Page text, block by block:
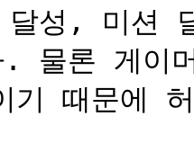
성, 미션
물론 게이
기 때문에